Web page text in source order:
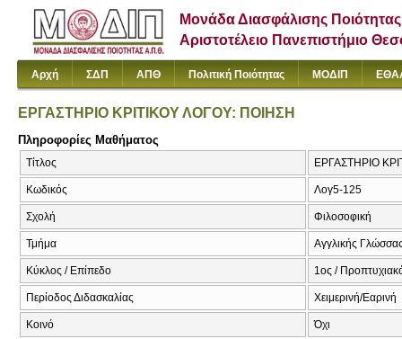
Μονάδα Διασφάλισης Ποιότητας
Αριστοτέλειο Πανεπιστήμιο
Αρχή ΣΔΠ ΑΠΘ Πολιτική Ποιότητας ΜΟΔΙΠ
ΕΡΓΑΣΤΗΡΙΟ ΚΡΙΤΙΚΟΥ ΛΟΓΟΥ: ΠΟΙΗΣΗ
Πληροφορίες Μαθήματος
Τίτλος ΕΡΓΑΣΤΗΡΙΟ
Κωδικός Λογ5-125
Σχολή Φιλοσοφική
Τμήμα Αγγλικής
Κύκλος / Επίπεδο 1ος /
Περίοδος Διδασκαλίας Χειμερινή/Εαρινή
Κοινό Όχι